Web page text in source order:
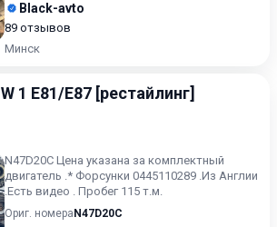
Black-avto
89 отзывов
Минск
1 E81/E87 [рестайлинг]
N47D20C Цена указана за комплектный
двигатель .* Форсунки 0445110289 .Из Англии
.Есть видео . Пробег 115 т.м.
Ориг. номера N47D20C